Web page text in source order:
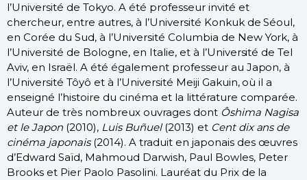
l’Université de Tokyo. A été professeur invité et
chercheur, entre autres, à l’Université Konkuk de Séoul,
en Corée du Sud, à l’Université Columbia de New York, à
l’Université de Bologne, en Italie, et à l’Université de Tel
Aviv, en Israël. A été également professeur au Japon, à
l’Université Tôyô et à l’Université Meiji Gakuin, où il a
enseigné l’histoire du cinéma et la littérature comparée.
Auteur de très nombreux ouvrages dont Ôshima Nagisa
et le Japon(2010), Luis Buñuel(2013) et Cent dix ans de
cinéma japonais(2014). A traduit en japonais des œuvres
d’Edward Saïd, Mahmoud Darwish, Paul Bowles, Peter
Brooks et Pier Paolo Pasolini. Lauréat du Prix de la